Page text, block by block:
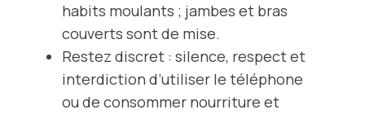
habits moulants ; jambes et bras
couverts sont de mise.
Restez discret : silence, respect et
interdiction d’utiliser le téléphone
ou de consommer nourriture et